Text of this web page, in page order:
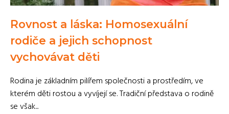
Rovnost a láska: Homosexuální
rodiče a jejich schopnost
vychovávat děti
Rodina je základním pilířem společnosti a prostředím, ve
kterém děti rostou a vyvíjejí se. Tradiční představa o rodině
se však...